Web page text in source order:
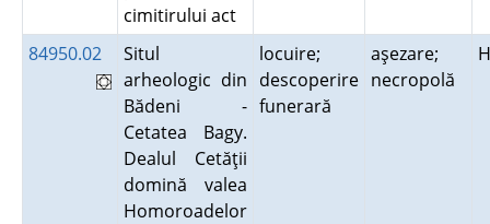
cimitirului act
84950.02
Situl
arheologic din
Bădeni -
Cetatea Bagy.
Dealul Cetăţii
domină valea
Homoroadelor
locuire;
descoperire
funerară
aşezare;
necropolă